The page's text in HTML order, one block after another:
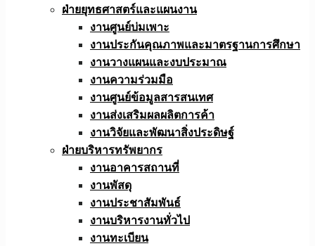
ฝ่ายยุทธศาสตร์และแผนงาน
งานศูนย์บ่มเพาะ
งานประกันคุณภาพและมาตรฐานการศึกษา
งานวางแผนและงบประมาณ
งานความร่วมมือ
งานศูนย์ข้อมูลสารสนเทศ
งานส่งเสริมผลผลิตการค้า
งานวิจัยและพัฒนาสิ่งประดิษฐ์
ฝ่ายบริหารทรัพยากร
งานอาคารสถานที่
งานพัสดุ
งานประชาสัมพันธ์
งานบริหารงานทั่วไป
งานทะเบียน